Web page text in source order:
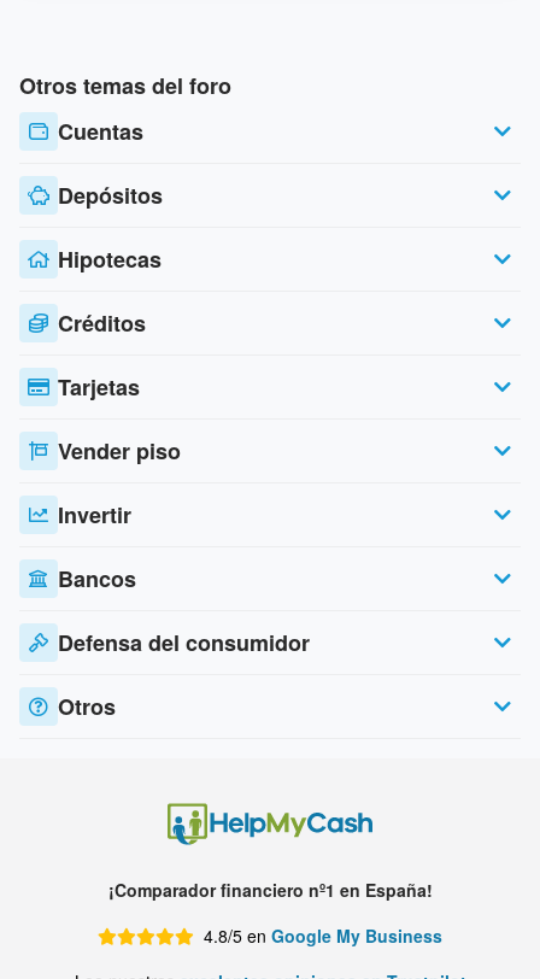
Otros temas del foro
Cuentas
Depósitos
Hipotecas
Créditos
Tarjetas
Vender piso
Invertir
Bancos
Defensa del consumidor
Otros
¡Comparador financiero nº1 en España!
4.8/5 en Google My Business